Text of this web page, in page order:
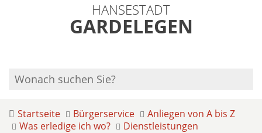
HANSESTADT
GARDELEGEN
Startseite Bürgerservice
Anliegen von A bis Z
Was erledige ich wo?
Dienstleistungen